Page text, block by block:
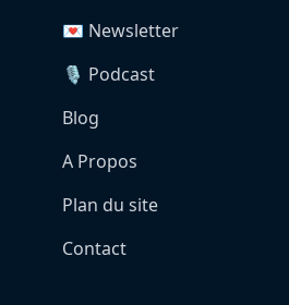
💌 Newsletter
🎙️ Podcast
Blog
A Propos
Plan du site
Contact